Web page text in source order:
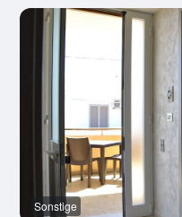
Sonstige